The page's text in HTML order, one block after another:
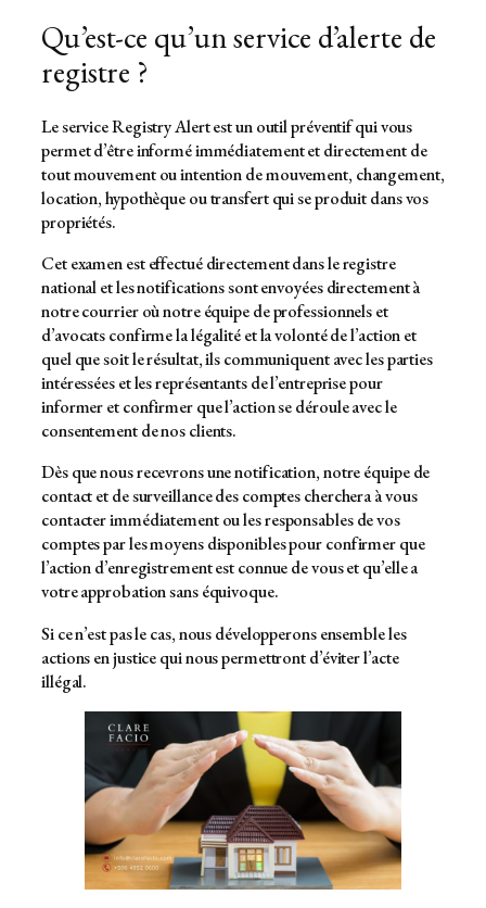
Qu’est-ce qu’un service d’alerte de
registre ?
Le service Registry Alert est un outil préventif qui vous
permet d’être informé immédiatement et directement de
tout mouvement ou intention de mouvement, changement,
location, hypothèque ou transfert qui se produit dans vos
propriétés.
Cet examen est effectué directement dans le registre
national et les notifications sont envoyées directement à
notre courrier où notre équipe de professionnels et
d’avocats confirme la légalité et la volonté de l’action et
quel que soit le résultat, ils communiquent avec les parties
intéressées et les représentants de l’entreprise pour
informer et confirmer que l’action se déroule avec le
consentement de nos clients.
Dès que nous recevrons une notification, notre équipe de
contact et de surveillance des comptes cherchera à vous
contacter immédiatement ou les responsables de vos
comptes par les moyens disponibles pour confirmer que
l’action d’enregistrement est connue de vous et qu’elle a
votre approbation sans équivoque.
Si ce n’est pas le cas, nous développerons ensemble les
actions en justice qui nous permettront d’éviter l’acte
illégal.